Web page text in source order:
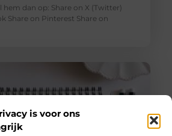
is voor ons
hem dan op: Share on X (Twitter)
Share on Pinterest Share on